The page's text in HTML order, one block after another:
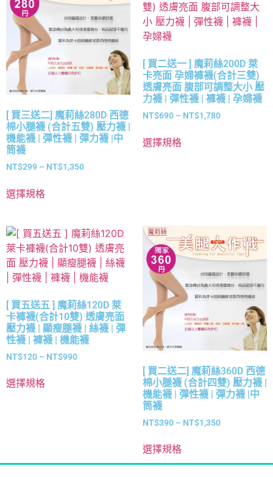
[ 買三送二] 魔莉絲280D 西德
棉小腿襪 (合計五雙) 壓力襪 |
機能襪 | 彈性襪 | 彈力襪 |中
筒襪
NT$299 – NT$1,350
選擇規格
[ 買二送一 ] 魔莉絲200D 萊
卡亮面 孕婦褲襪(合計三雙)
透膚亮面 腹部可調整大小 壓
力襪 | 彈性襪 | 褲襪 | 孕婦襪
NT$690 – NT$1,780
選擇規格
[ 買五送五 ] 魔莉絲120D 萊
卡褲襪(合計10雙) 透膚亮面
壓力襪 | 顯瘦腿襪 | 絲襪 | 彈
性襪 | 褲襪 | 機能襪
NT$120 – NT$990
選擇規格
[ 買二送二] 魔莉絲360D 西德
棉小腿襪 (合計四雙) 壓力襪 |
機能襪 | 彈性襪 | 彈力襪 |中
筒襪
NT$390 – NT$1,350
選擇規格